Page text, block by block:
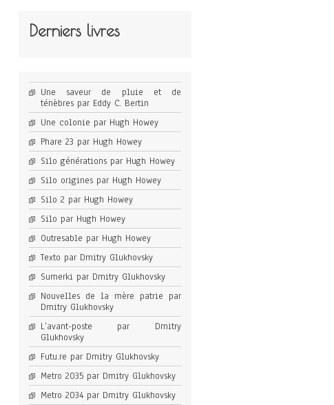
Derniers livres
Une saveur de pluie et de
ténèbres par Eddy C. Bertin
Une colonie par Hugh Howey
Phare 23 par Hugh Howey
Silo générations par Hugh Howey
Silo origines par Hugh Howey
Silo 2 par Hugh Howey
Silo par Hugh Howey
Outresable par Hugh Howey
Texto par Dmitry Glukhovsky
Sumerki par Dmitry Glukhovsky
Nouvelles de la mère patrie par
Dmitry Glukhovsky
L’avant-poste par Dmitry
Glukhovsky
Futu.re par Dmitry Glukhovsky
Metro 2035 par Dmitry Glukhovsky
Metro 2034 par Dmitry Glukhovsky